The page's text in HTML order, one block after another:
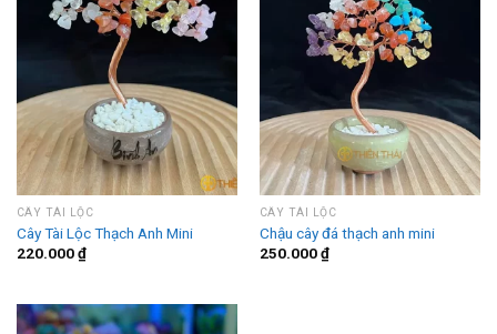
CÂY TÀI LỘC
Cây Tài Lộc Thạch Anh Mini
220.000₫
CÂY TÀI LỘC
Chậu cây đá thạch anh mini
250.000₫